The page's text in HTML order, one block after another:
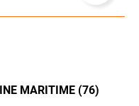
MARITIME (76)